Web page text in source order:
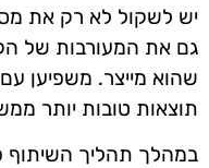
יש לשקול לא רק את
גם את המעורבות של
שהוא מייצר. משפיען
תוצאות טובות יותר
במהלך תהליך השיתוף